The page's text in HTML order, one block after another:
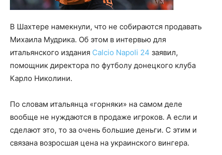
В Шахтере намекнули, что не собираются продавать
Михаила Мудрика. Об этом в интервью для
итальянского издания Calcio Napoli 24 заявил,
помощник директора по футболу донецкого клуба
Карло Николини.
По словам итальянца «горняки» на самом деле
вообще не нуждаются в продаже игроков. А если и
сделают это, то за очень большие деньги. С этим и
связана возросшая цена на украинского вингера.